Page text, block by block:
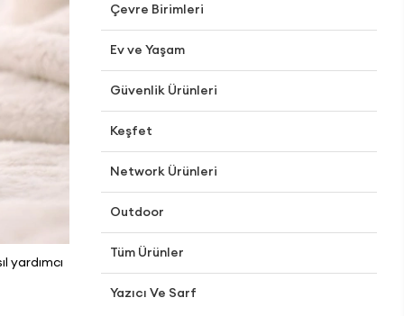
yardımcı
Çevre Birimleri
Ev ve Yaşam
Güvenlik Ürünleri
Keşfet
Network Ürünleri
Outdoor
Tüm Ürünler
Yazıcı Ve Sarf